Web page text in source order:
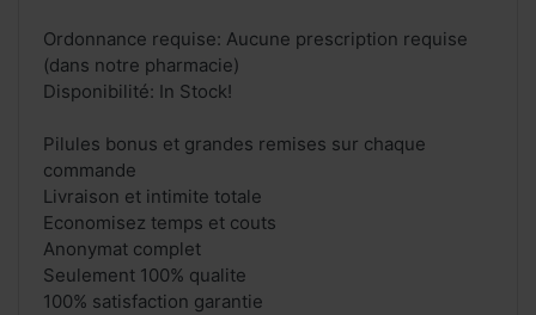
Ordonnance requise: Aucune prescription requise
(dans notre pharmacie)
Disponibilité: In Stock!
Pilules bonus et grandes remises sur chaque
commande
Livraison et intimite totale
Economisez temps et couts
Anonymat complet
Seulement 100% qualite
100% satisfaction garantie